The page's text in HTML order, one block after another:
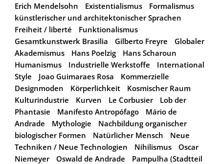
Erich Mendelsohn
Existentialismus
Formalismus
künstlerischer und architektonischer Sprachen
Freiheit / liberté
Funktionalismus
Gesamtkunstwerk Brasilia
Gilberto Freyre
Globaler
Akademismus
Hans Poelzig
Hans Scharoun
Humanismus
Industrielle Werkstoffe
International
Style
Joao Guimaraes Rosa
Kommerzielle
Designmoden
Körperlichkeit
Kosmischer Raum
Kulturindustrie
Kurven Le Corbusier
Lob der
Phantasie
Manifesto Antropófago
Mário de
Andrade
Mythologie
Nachbildung organischer
biologischer Formen
Natürlicher Mensch
Neue
Techniken / Neue Technologien
Nihilismus
Oscar
Niemeyer
Oswald de Andrade
Pampulha (Stadtteil